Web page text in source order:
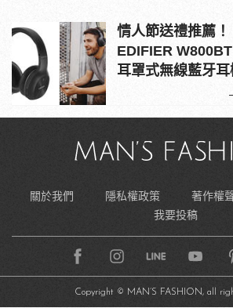
情人節送禮推薦！
EDIFIER
耳罩式無線藍牙耳
關於我們 隱私權政策 著作權
我要投稿
Copyright © MAN’S FASHION, all